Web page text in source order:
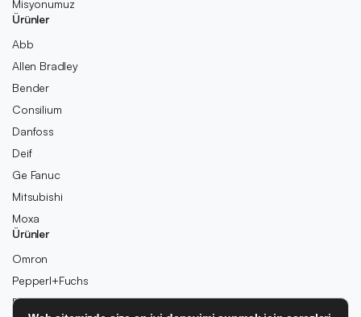
Misyonumuz
Ürünler
Abb
Allen Bradley
Bender
Consilium
Danfoss
Deif
Ge Fanuc
Mitsubishi
Moxa
Ürünler
Omron
Pepperl+Fuchs
Pilz